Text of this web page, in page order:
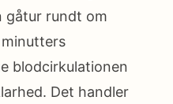
gåtur rundt om
blodcirkulationen
Det handler